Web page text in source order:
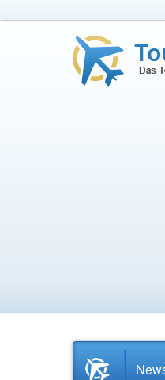
Startseite